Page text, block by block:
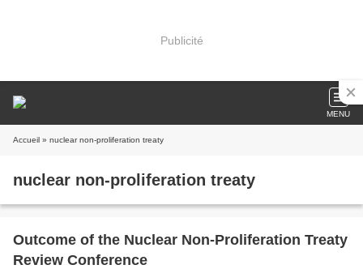
Publicité
MENU
Accueil » nuclear non-proliferation treaty
nuclear non-proliferation treaty
Outcome of the Nuclear Non-Proliferation Treaty
Review Conference